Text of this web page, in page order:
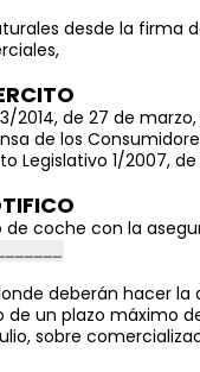
desde la firma
2014, de 27 de
de los
Legislativo 1/2007,
coche con la
deberán hacer la
un plazo máximo
sobre